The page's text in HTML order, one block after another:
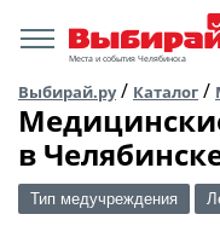
Места и события Челябинска
Выбирай.ру/ Каталог /
в
Тип медучреждения